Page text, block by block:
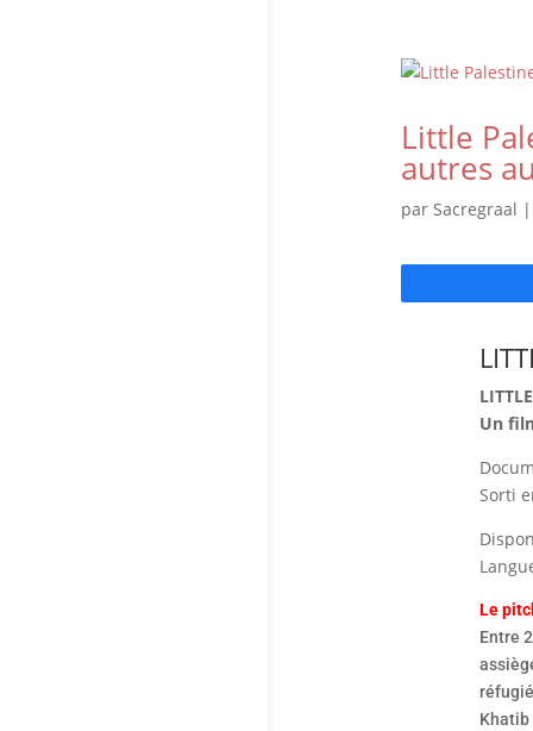
Little
autres
par Sacregraal |
Un
Sorti
Le
Entre